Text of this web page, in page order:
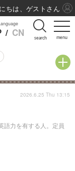
menu
/ CN search
語力を有する人。定員
2026.6.25 Thu 13:15
ちは、ゲストさん